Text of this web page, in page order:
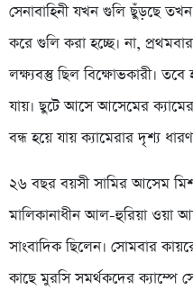
সেনাবাহিনী যখন গুলি ছুঁড়ছে
করে গুলি করা হচ্ছে। না,
লক্ষ্যবস্তু ছিল বিক্ষোভকারী।
যায়। ছুটে আসে আসেমের
বন্ধ হয়ে যায় ক্যামেরার দৃশ্য
২৬ বছর বয়সী সামির আসেম
মালিকানাধীন আল-হুরিয়া ওয়া
সাংবাদিক ছিলেন। সোমবার
কাছে মুরসি সমর্থকদের ক্যাম্পে